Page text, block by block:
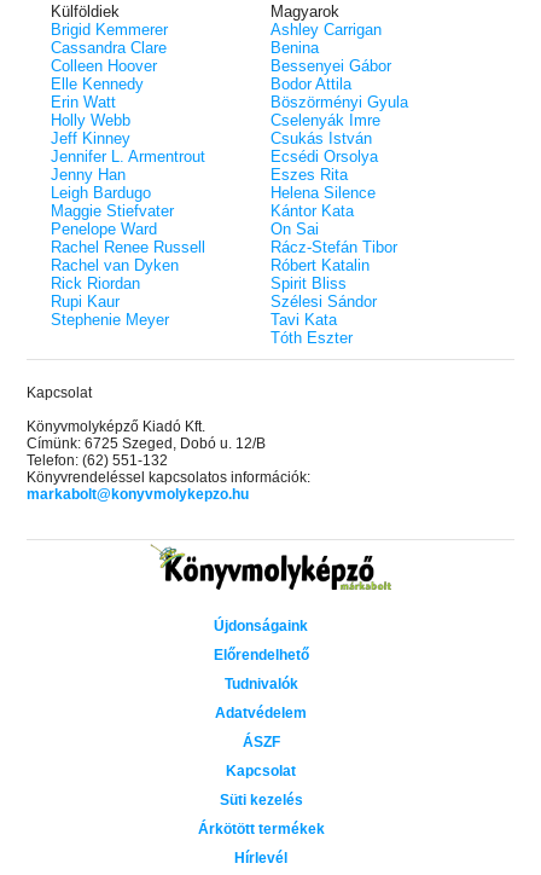
Külföldiek
Brigid Kemmerer
Cassandra Clare
Colleen Hoover
Elle Kennedy
Erin Watt
Holly Webb
Jeff Kinney
Jennifer L. Armentrout
Jenny Han
Leigh Bardugo
Maggie Stiefvater
Penelope Ward
Rachel Renee Russell
Rachel van Dyken
Rick Riordan
Rupi Kaur
Stephenie Meyer
Magyarok
Ashley Carrigan
Benina
Bessenyei Gábor
Bodor Attila
Böszörményi Gyula
Cselenyák Imre
Csukás István
Ecsédi Orsolya
Eszes Rita
Helena Silence
Kántor Kata
On Sai
Rácz-Stefán Tibor
Róbert Katalin
Spirit Bliss
Szélesi Sándor
Tavi Kata
Tóth Eszter
Kapcsolat
Könyvmolyképző Kiadó Kft.
Címünk: 6725 Szeged, Dobó u. 12/B
Telefon: (62) 551-132
Könyvrendeléssel kapcsolatos információk:
markabolt@konyvmolykepzo.hu
Újdonságaink
Előrendelhető
Tudnivalók
Adatvédelem
ÁSZF
Kapcsolat
Süti kezelés
Árkötött termékek
Hírlevél